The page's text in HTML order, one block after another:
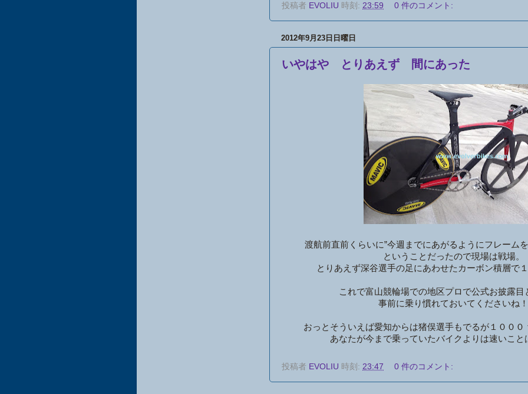
投稿者 EVOLIU 時刻: 23:59 0 件のコメント:
2012年9月23日日曜日
いやはや とりあえず 間にあった
渡航前直前くらいに”今週までにあがるようにフレーム
ということだったので現場は戦場
とりあえず深谷選手の足にあわせたカーボン積層で
これで富山競輪場での地区プロで公式お披露目
事前に乗り慣れておいてくださいね
おっとそういえば愛知からは猪俣選手もでるが１０００
あなたが今まで乗っていたバイクよりは速いこと
投稿者 EVOLIU 時刻: 23:47 0 件のコメント: